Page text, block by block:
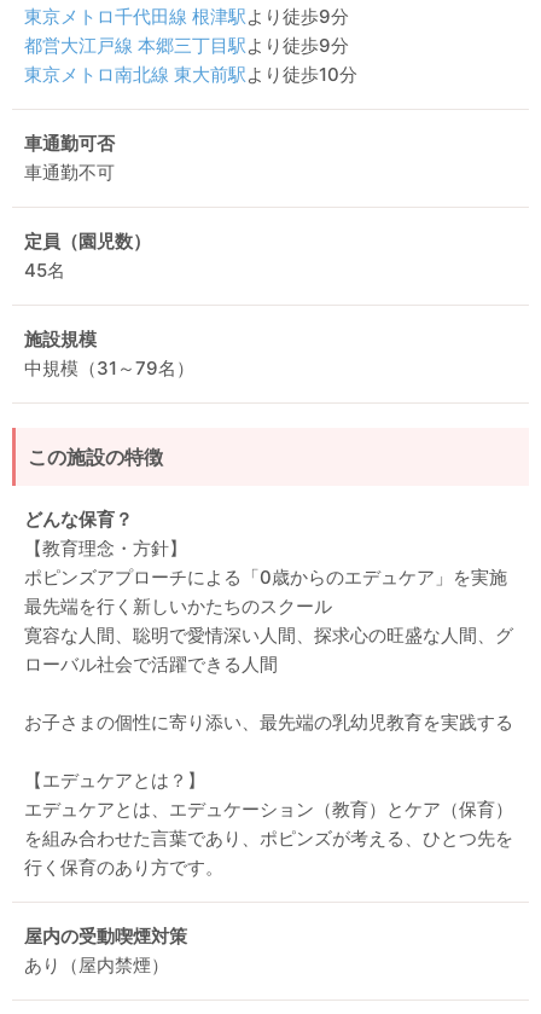
東京メトロ千代田線 根津駅より徒歩9分
都営大江戸線 本郷三丁目駅より徒歩9分
東京メトロ南北線 東大前駅より徒歩10分
車通勤可否
車通勤不可
定員（園児数）
45名
施設規模
中規模（31～79名）
この施設の特徴
どんな保育？
【教育理念・方針】
ポピンズアプローチによる「0歳からのエデュケア」を実施
最先端を行く新しいかたちのスクール
寛容な人間、聡明で愛情深い人間、探求心の旺盛な人間、グ
ローバル社会で活躍できる人間
お子さまの個性に寄り添い、最先端の乳幼児教育を実践する
【エデュケアとは？】
エデュケアとは、エデュケーション（教育）とケア（保育）
を組み合わせた言葉であり、ポピンズが考える、ひとつ先を
行く保育のあり方です。
屋内の受動喫煙対策
あり（屋内禁煙）